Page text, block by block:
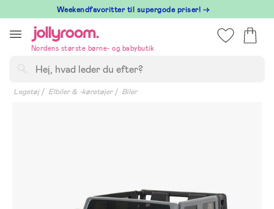
till
innehållet
⁠ Weekendfavoritter til supergode priser! →
Nordens største børne- og babybutik
Legetøj Elbiler & -køretøjer Biler